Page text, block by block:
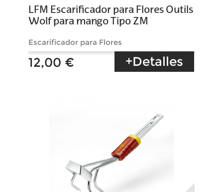
LFM Escarificador para Flores Outils
Wolf para mango Tipo ZM
Escarificador para Flores
12,00 € +Detalles